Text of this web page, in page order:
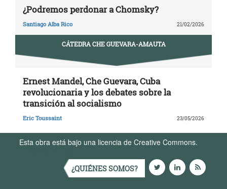
¿Podremos perdonar a Chomsky?
Santiago Alba Rico 21/02/2026
CÁTEDRA CHE GUEVARA-AMAUTA
Ernest Mandel, Che Guevara, Cuba
revolucionaria y los debates sobre la
transición al socialismo
Eric Toussaint 23/05/2026
Esta obra está bajo una licencia de Creative Commons.
¿QUIÉNES SOMOS?